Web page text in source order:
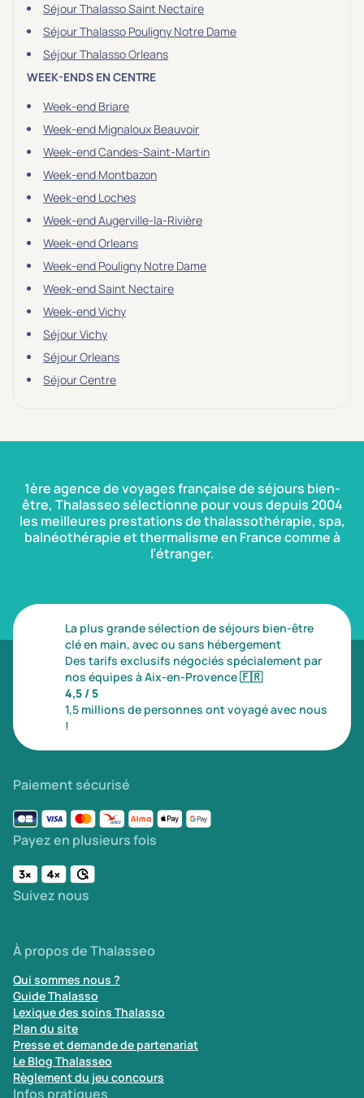
Séjour Thalasso Saint Nectaire
Séjour Thalasso Pouligny Notre Dame
Séjour Thalasso Orleans
WEEK-ENDS EN CENTRE
Week-end Briare
Week-end Mignaloux Beauvoir
Week-end Candes-Saint-Martin
Week-end Montbazon
Week-end Loches
Week-end Augerville-la-Rivière
Week-end Orleans
Week-end Pouligny Notre Dame
Week-end Saint Nectaire
Week-end Vichy
Séjour Vichy
Séjour Orleans
Séjour Centre
1ère agence de voyages française de séjours bien-
être, Thalasseo sélectionne pour vous depuis 2004
les meilleures prestations de thalassothérapie, spa,
balnéothérapie et thermalisme en France comme à
l’étranger.
La plus grande sélection de séjours bien-être
clé en main, avec ou sans hébergement
Des tarifs exclusifs négociés spécialement par
nos équipes à Aix-en-Provence🇫🇷
4,5 / 5
1,5 millions de personnes ont voyagé avec nous
!
Paiement sécurisé
Payez en plusieurs fois
Suivez nous
À propos de Thalasseo
Qui sommes nous ?
Guide Thalasso
Lexique des soins Thalasso
Plan du site
Presse et demande de partenariat
Le Blog Thalasseo
Règlement du jeu concours
Infos pratiques